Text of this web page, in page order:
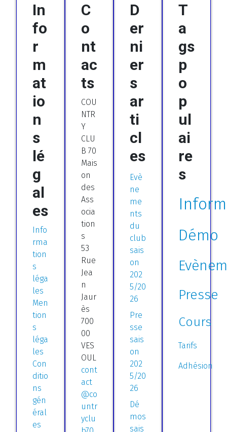
In
fo
r
m
at
io
n
s
lé
g
al
es
Info
rma
tion
s
léga
les
Men
tion
s
léga
les
Con
ditio
ns
gén
éral
es
C
o
nt
ac
ts
COU
NTR
Y
CLU
B 70
Mais
on
des
Ass
ocia
tion
s
53
Rue
Jea
n
Jaur
ès
700
00
VES
OUL
cont
act
@co
untr
yclu
D
er
ni
er
s
ar
ti
cl
es
Evè
ne
me
nts
du
club
sais
on
202
5/20
26
Pre
sse
sais
on
202
5/20
26
Dé
mos
sais
T
a
gs
p
o
p
ul
ai
re
s
Démo
Presse
Cours
Tarifs
Adhésion